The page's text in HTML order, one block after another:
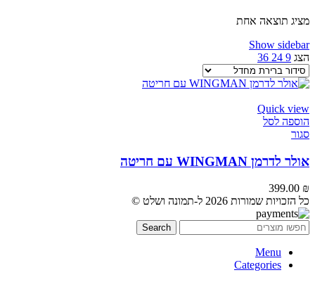
מציג תוצאה אחת
Show sidebar
הצג 9
24
36
Quick view
הוספה לסל
סגור
אולר לדרמן WINGMAN עם חריטה
399.00 ₪
כל הזכויות שמורות 2026 ל-תמונה ושלט ©
Search
Menu
Categories